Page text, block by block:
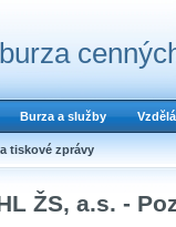
Burza a služby
tiskové zprávy
ŽS, a.s. -